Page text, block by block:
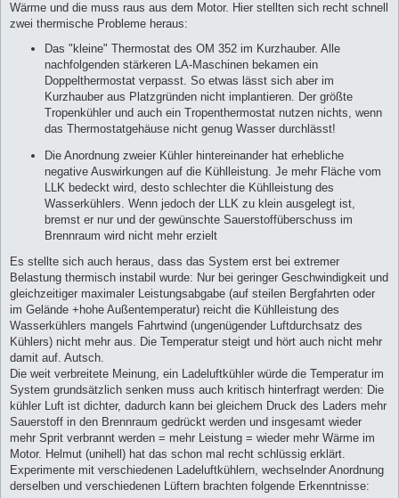
Wärme und die muss raus aus dem Motor. Hier stellten sich recht schnell
zwei thermische Probleme heraus:
Das "kleine" Thermostat des OM 352 im Kurzhauber. Alle
nachfolgenden stärkeren LA-Maschinen bekamen ein
Doppelthermostat verpasst. So etwas lässt sich aber im
Kurzhauber aus Platzgründen nicht implantieren. Der größte
Tropenkühler und auch ein Tropenthermostat nutzen nichts, wenn
das Thermostatgehäuse nicht genug Wasser durchlässt!
Die Anordnung zweier Kühler hintereinander hat erhebliche
negative Auswirkungen auf die Kühlleistung. Je mehr Fläche vom
LLK bedeckt wird, desto schlechter die Kühlleistung des
Wasserkühlers. Wenn jedoch der LLK zu klein ausgelegt ist,
bremst er nur und der gewünschte Sauerstoffüberschuss im
Brennraum wird nicht mehr erzielt
Es stellte sich auch heraus, dass das System erst bei extremer
Belastung thermisch instabil wurde: Nur bei geringer Geschwindigkeit und
gleichzeitiger maximaler Leistungsabgabe (auf steilen Bergfahrten oder
im Gelände +hohe Außentemperatur) reicht die Kühlleistung des
Wasserkühlers mangels Fahrtwind (ungenügender Luftdurchsatz des
Kühlers) nicht mehr aus. Die Temperatur steigt und hört auch nicht mehr
damit auf. Autsch.
Die weit verbreitete Meinung, ein Ladeluftkühler würde die Temperatur im
System grundsätzlich senken muss auch kritisch hinterfragt werden: Die
kühler Luft ist dichter, dadurch kann bei gleichem Druck des Laders mehr
Sauerstoff in den Brennraum gedrückt werden und insgesamt wieder
mehr Sprit verbrannt werden = mehr Leistung = wieder mehr Wärme im
Motor. Helmut (unihell) hat das schon mal recht schlüssig erklärt.
Experimente mit verschiedenen Ladeluftkühlern, wechselnder Anordnung
derselben und verschiedenen Lüftern brachten folgende Erkenntnisse: